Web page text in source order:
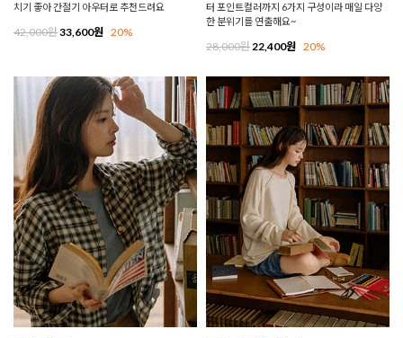
치기 좋아 간절기 아우터로 추천드려요
42,000원33,600원 20%
터 포인트컬러까지 6가지 구성이라 매일 다양
한 분위기를 연출해요~
28,000원22,400원 20%